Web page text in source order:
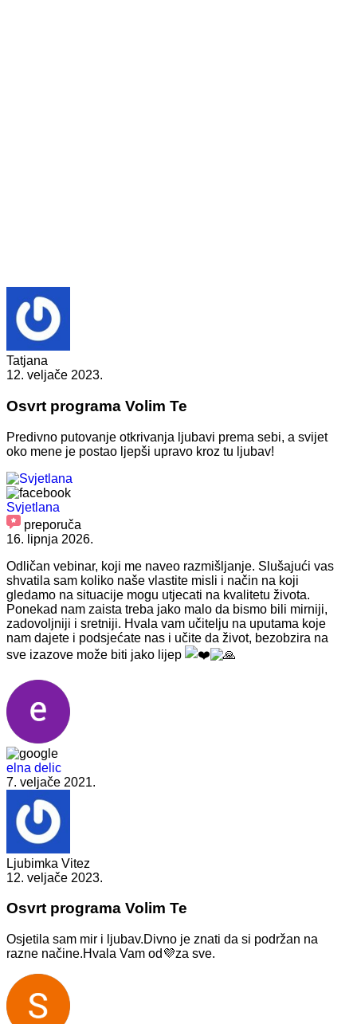
Tatjana
12. veljače 2023.
Osvrt programa Volim Te
Predivno putovanje otkrivanja ljubavi prema sebi, a svijet
oko mene je postao ljepši upravo kroz tu ljubav!
Svjetlana
preporuča
16. lipnja 2026.
Odličan vebinar, koji me naveo razmišljanje. Slušajući vas
shvatila sam koliko naše vlastite misli i način na koji
gledamo na situacije mogu utjecati na kvalitetu života.
Ponekad nam zaista treba jako malo da bismo bili mirniji,
zadovoljniji i sretniji. Hvala vam učitelju na uputama koje
nam dajete i podsjećate nas i učite da život, bezobzira na
sve izazove može biti jako lijep
elna delic
7. veljače 2021.
Ljubimka Vitez
12. veljače 2023.
Osvrt programa Volim Te
Osjetila sam mir i ljubav.Divno je znati da si podržan na
razne načine.Hvala Vam od💜za sve.